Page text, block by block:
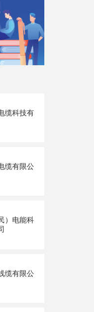
缆科技有
缆有限公
）电能科
缆有限公